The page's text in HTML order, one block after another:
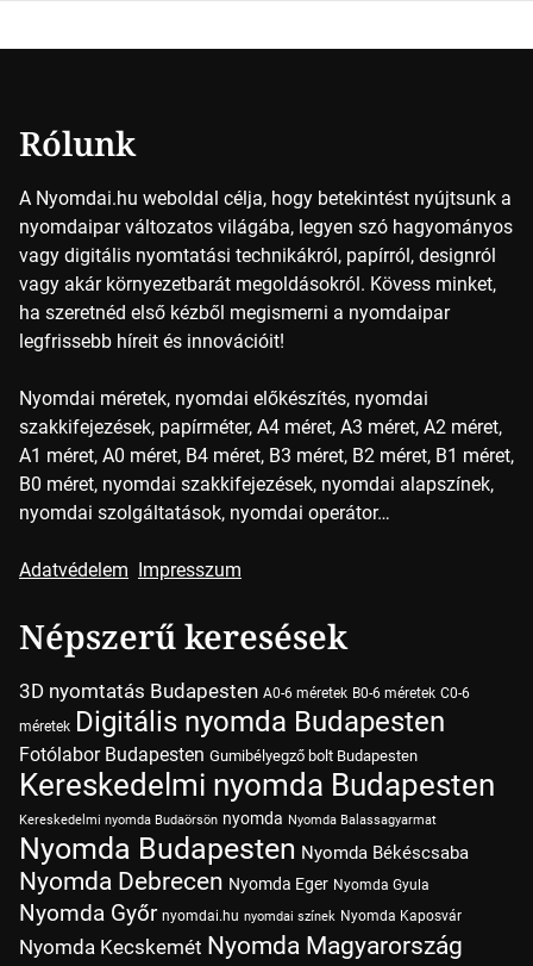
Rólunk
A Nyomdai.hu weboldal célja, hogy betekintést nyújtsunk a
nyomdaipar változatos világába, legyen szó hagyományos
vagy digitális nyomtatási technikákról, papírról, designról
vagy akár környezetbarát megoldásokról. Kövess minket,
ha szeretnéd első kézből megismerni a nyomdaipar
legfrissebb híreit és innovációit!
Nyomdai méretek, nyomdai előkészítés, nyomdai
szakkifejezések, papírméter, A4 méret, A3 méret, A2 méret,
A1 méret, A0 méret, B4 méret, B3 méret, B2 méret, B1 méret,
B0 méret, nyomdai szakkifejezések, nyomdai alapszínek,
nyomdai szolgáltatások, nyomdai operátor…
Adatvédelem Impresszum
Népszerű keresések
3D nyomtatás Budapesten A0-6 méretek B0-6 méretek C0-6
méretek Digitális nyomda Budapesten
Fotólabor Budapesten Gumibélyegző bolt Budapesten
Kereskedelmi nyomda Budapesten
Kereskedelmi nyomda Budaörsön nyomda Nyomda Balassagyarmat
Nyomda Budapesten Nyomda Békéscsaba
Nyomda Debrecen Nyomda Eger Nyomda Gyula
Nyomda Győr nyomdai.hu nyomdai színek Nyomda Kaposvár
Nyomda Kecskemét Nyomda Magyarország